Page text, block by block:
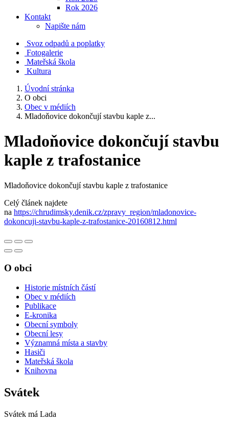
Rok 2026
Kontakt
Napište nám
Svoz odpadů a poplatky
Fotogalerie
Mateřská škola
Kultura
Úvodní stránka
O obci
Obec v médiích
Mladoňovice dokončují stavbu kaple z...
Mladoňovice dokončují stavbu
kaple z trafostanice
Mladoňovice dokončují stavbu kaple z trafostanice
Celý článek najdete
na https://chrudimsky.denik.cz/zpravy_region/mladonovice-
dokoncuji-stavbu-kaple-z-trafostanice-20160812.html
O obci
Historie místních částí
Obec v médiích
Publikace
E-kronika
Obecní symboly
Obecní lesy
Významná místa a stavby
Hasiči
Mateřská škola
Knihovna
Svátek
Svátek má Lada